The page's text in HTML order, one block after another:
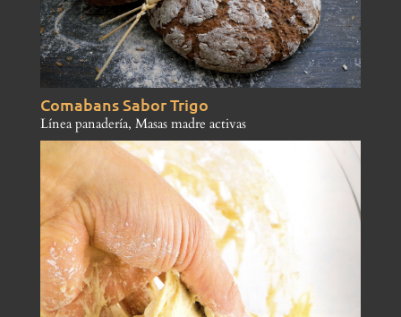
Comabans Sabor Trigo
Línea panadería, Masas madre activas